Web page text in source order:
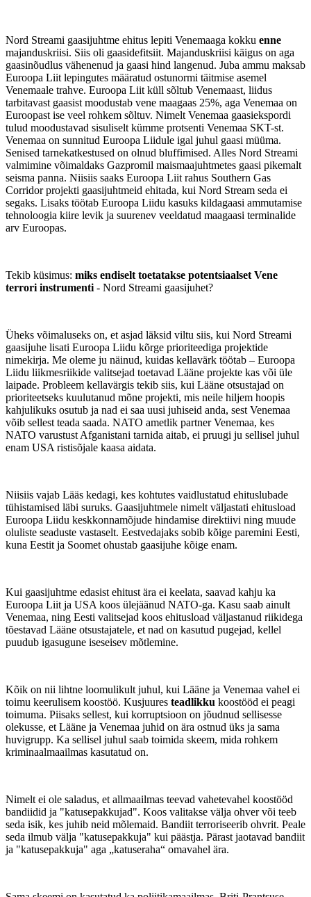
Nord Streami gaasijuhtme ehitus lepiti Venemaaga kokku enne
majanduskriisi. Siis oli gaasidefitsiit. Majanduskriisi käigus on aga
gaasinõudlus vähenenud ja gaasi hind langenud. Juba ammu maksab
Euroopa Liit lepingutes määratud ostunormi täitmise asemel
Venemaale trahve. Euroopa Liit küll sõltub Venemaast, liidus
tarbitavast gaasist moodustab vene maagaas 25%, aga Venemaa on
Euroopast ise veel rohkem sõltuv. Nimelt Venemaa gaasiekspordi
tulud moodustavad sisuliselt kümme protsenti Venemaa SKT-st.
Venemaa on sunnitud Euroopa Liidule igal juhul gaasi müüma.
Senised tarnekatkestused on olnud bluffimised. Alles Nord Streami
valmimine võimaldaks Gazpromil maismaajuhtmetes gaasi pikemalt
seisma panna. Niisiis saaks Euroopa Liit rahus Southern Gas
Corridor projekti gaasijuhtmeid ehitada, kui Nord Stream seda ei
segaks. Lisaks töötab Euroopa Liidu kasuks kildagaasi ammutamise
tehnoloogia kiire levik ja suurenev veeldatud maagaasi terminalide
arv Euroopas.
Tekib küsimus: miks endiselt toetatakse potentsiaalset Vene
terrori instrumenti - Nord Streami gaasijuhet?
Üheks võimaluseks on, et asjad läksid viltu siis, kui Nord Streami
gaasijuhe lisati Euroopa Liidu kõrge prioriteediga projektide
nimekirja. Me oleme ju näinud, kuidas kellavärk töötab – Euroopa
Liidu liikmesriikide valitsejad toetavad Lääne projekte kas või üle
laipade. Probleem kellavärgis tekib siis, kui Lääne otsustajad on
prioriteetseks kuulutanud mõne projekti, mis neile hiljem hoopis
kahjulikuks osutub ja nad ei saa uusi juhiseid anda, sest Venemaa
võib sellest teada saada. NATO ametlik partner Venemaa, kes
NATO varustust Afganistani tarnida aitab, ei pruugi ju sellisel juhul
enam USA ristisõjale kaasa aidata.
Niisiis vajab Lääs kedagi, kes kohtutes vaidlustatud ehituslubade
tühistamised läbi suruks. Gaasijuhtmele nimelt väljastati ehitusload
Euroopa Liidu keskkonnamõjude hindamise direktiivi ning muude
oluliste seaduste vastaselt. Eestvedajaks sobib kõige paremini Eesti,
kuna Eestit ja Soomet ohustab gaasijuhe kõige enam.
Kui gaasijuhtme edasist ehitust ära ei keelata, saavad kahju ka
Euroopa Liit ja USA koos ülejäänud NATO-ga. Kasu saab ainult
Venemaa, ning Eesti valitsejad koos ehitusload väljastanud riikidega
tõestavad Lääne otsustajatele, et nad on kasutud pugejad, kellel
puudub igasugune iseseisev mõtlemine.
Kõik on nii lihtne loomulikult juhul, kui Lääne ja Venemaa vahel ei
toimu keerulisem koostöö. Kusjuures teadlikku koostööd ei peagi
toimuma. Piisaks sellest, kui korruptsioon on jõudnud sellisesse
olekusse, et Lääne ja Venemaa juhid on ära ostnud üks ja sama
huvigrupp. Ka sellisel juhul saab toimida skeem, mida rohkem
kriminaalmaailmas kasutatud on.
Nimelt ei ole saladus, et allmaailmas teevad vahetevahel koostööd
bandiidid ja "katusepakkujad". Koos valitakse välja ohver või teeb
seda isik, kes juhib neid mõlemaid. Bandiit terroriseerib ohvrit. Peale
seda ilmub välja "katusepakkuja" kui päästja. Pärast jaotavad bandiit
ja "katusepakkuja" aga „katuseraha“ omavahel ära.